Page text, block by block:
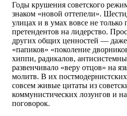
Годы крушения советского
знаком «новой оттепели».
улицах и в умах вовсе не
претендентов на лидерство.
других общих ценностей —
«папиков» «поколение
хиппи, радикалов,
развенчивало «веру отцов» на
молитв. В их
совсем живые цитаты из
коммунистических лозунгов и
поговорок.